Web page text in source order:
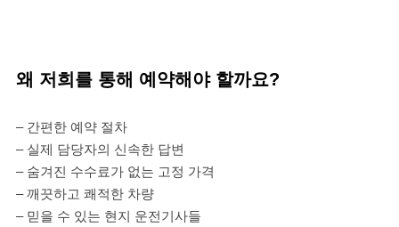
왜 저희를 통해 예약해야 할까요?
– 간편한 예약 절차
– 실제 담당자의 신속한 답변
– 숨겨진 수수료가 없는 고정 가격
– 깨끗하고 쾌적한 차량
– 믿을 수 있는 현지 운전기사들